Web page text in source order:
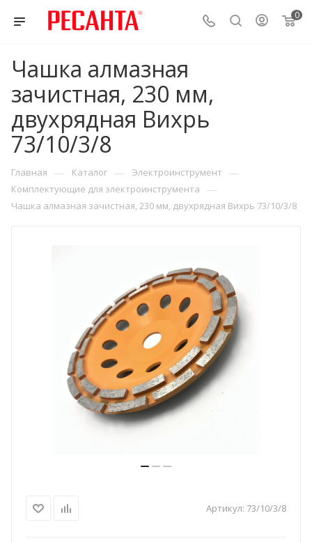
0
Чашка алмазная
зачистная, 230 мм,
двухрядная Вихрь
73/10/3/8
Главная — Каталог — Электроинструмент —
Комплектующие для электроинструмента —
Чашка алмазная зачистная, 230 мм, двухрядная Вихрь 73/10/3/8
Артикул: 73/10/3/8